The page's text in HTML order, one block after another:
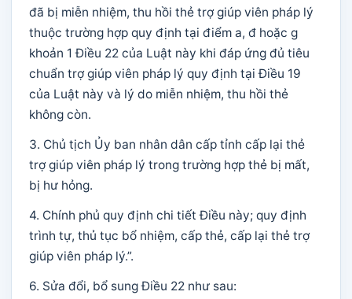
đã bị miễn nhiệm, thu hồi thẻ trợ giúp viên pháp lý
thuộc trường hợp quy định tại điểm a, đ hoặc g
khoản 1 Điều 22 của Luật này khi đáp ứng đủ tiêu
chuẩn trợ giúp viên pháp lý quy định tại Điều 19
của Luật này và lý do miễn nhiệm, thu hồi thẻ
không còn.
3. Chủ tịch Ủy ban nhân dân cấp tỉnh cấp lại thẻ
trợ giúp viên pháp lý trong trường hợp thẻ bị mất,
bị hư hỏng.
4. Chính phủ quy định chi tiết Điều này; quy định
trình tự, thủ tục bổ nhiệm, cấp thẻ, cấp lại thẻ trợ
giúp viên pháp lý.”.
6. Sửa đổi, bổ sung Điều 22 như sau: